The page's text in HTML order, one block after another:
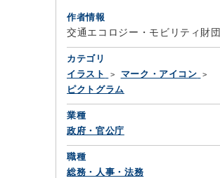
作者情報
交通エコロジー・モビリティ財団
カテゴリ
イラスト
マーク・アイコン
ピクトグラム
業種
政府・官公庁
職種
総務・人事・法務